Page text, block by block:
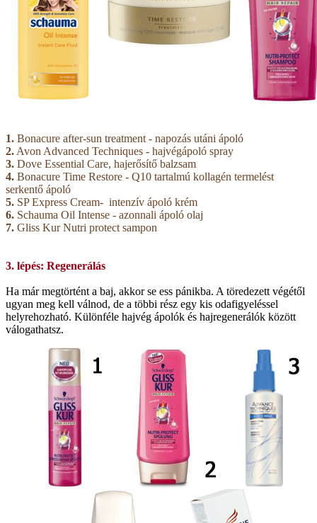
1. Bonacure after-sun treatment - napozás utáni ápoló
2. Avon Advanced Techniques - hajvégápoló spray
3. Dove Essential Care, hajerősítő balzsam
4. Bonacure Time Restore - Q10 tartalmú kollagén termelést
serkentő ápoló
5. SP Express Cream- intenzív ápoló krém
6. Schauma Oil Intense - azonnali ápoló olaj
7. Gliss Kur Nutri protect sampon
3. lépés: Regenerálás
Ha már megtörtént a baj, akkor se ess pánikba. A töredezett végétől
ugyan meg kell válnod, de a többi rész egy kis odafigyeléssel
helyrehozható. Különféle hajvég ápolók és hajregenerálók között
válogathatsz.